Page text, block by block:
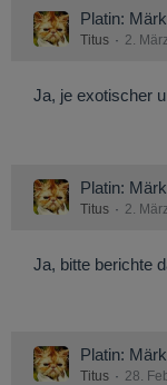
Platin:
Titus 2.
Ja, je exotischer
Platin:
Titus 2.
Ja, bitte berichte
Platin:
Titus 28.